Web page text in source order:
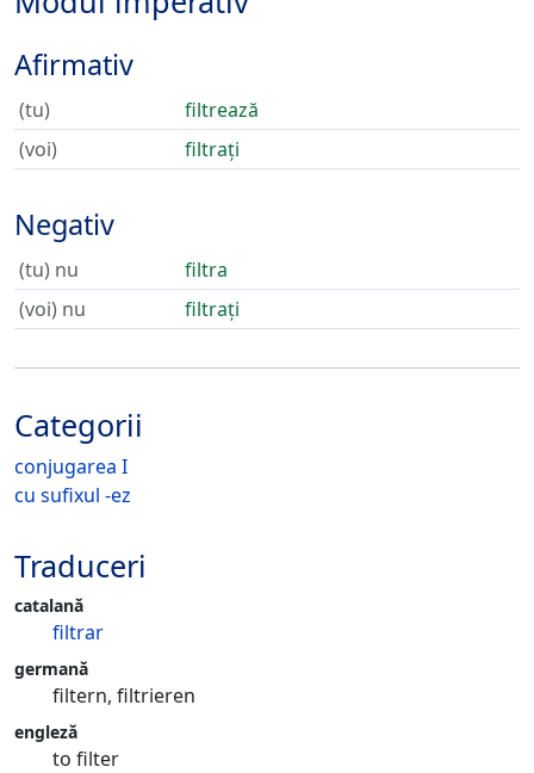
Afirmativ
(tu)
filtrează
(voi)
filtrați
Negativ
(tu) nu
filtra
(voi) nu
filtrați
Categorii
conjugarea I
cu sufixul -ez
Traduceri
catalană
filtrar
germană
filtern, filtrieren
engleză
to filter